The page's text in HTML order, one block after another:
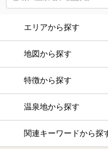
エリアから探す
地図から探す
特徴から探す
温泉地から探す
関連キーワードから探